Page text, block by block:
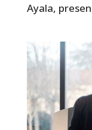
Ayala,